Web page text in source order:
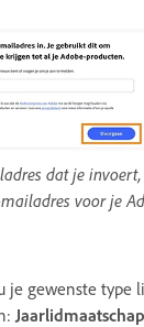
dat je
voor je
je gewenste type